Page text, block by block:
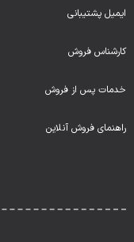
ایمیل پشتیبانی
کارشناس فروش
خدمات پس از فروش
راهنمای فروش آنلاین